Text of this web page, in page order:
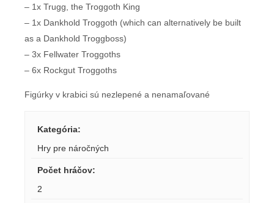
– 1x Trugg, the Troggoth King
– 1x Dankhold Troggoth (which can alternatively be built
as a Dankhold Troggboss)
– 3x Fellwater Troggoths
– 6x Rockgut Troggoths
Figúrky v krabici sú nezlepené a nenamaľované
Kategória:
Hry pre náročných
Počet hráčov:
2